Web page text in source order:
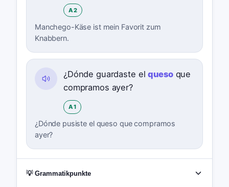
A2
Manchego-Käse ist mein Favorit zum
Knabbern.
¿Dónde guardaste elquesoque
compramos ayer?
A1
¿Dónde pusiste el queso que compramos
ayer?
💡 Grammatikpunkte